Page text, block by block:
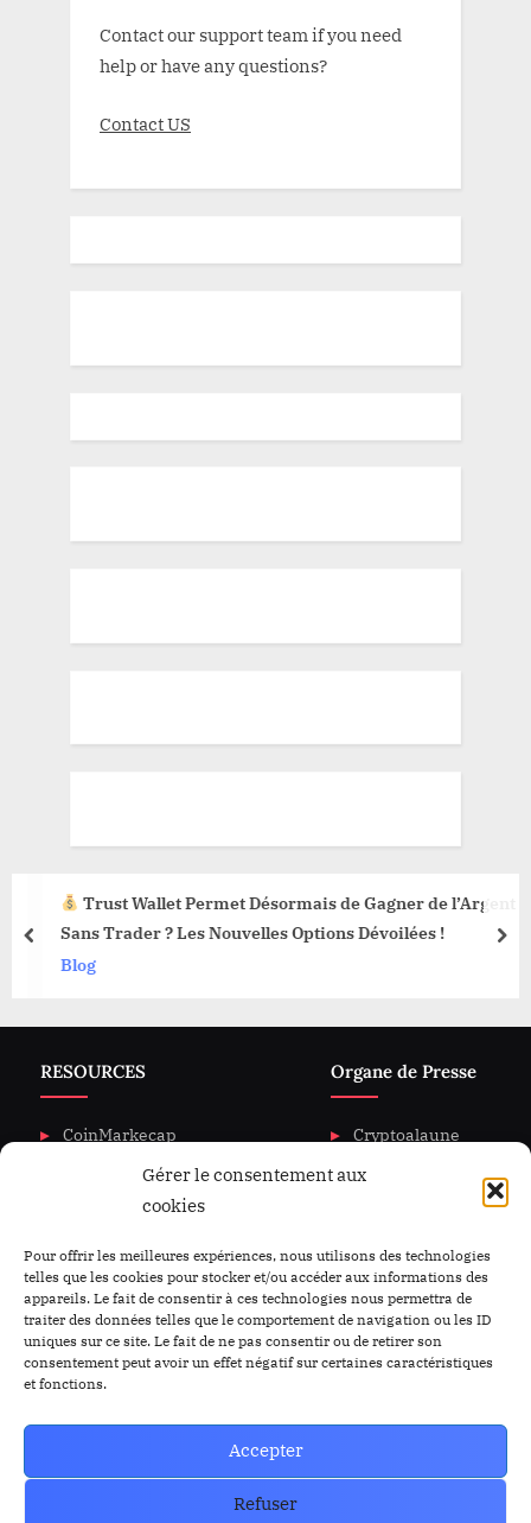
Gérer le consentement aux
cookies
Pour offrir les meilleures expériences, nous utilisons des technologies
telles que les cookies pour stocker et/ou accéder aux informations des
appareils. Le fait de consentir à ces technologies nous permettra de
traiter des données telles que le comportement de navigation ou les ID
uniques sur ce site. Le fait de ne pas consentir ou de retirer son
consentement peut avoir un effet négatif sur certaines caractéristiques
et fonctions.
Accepter
Refuser
Contact our support team if you need
help or have any questions?
Contact US
Trust Wallet Permet Désormais de Gagner de l’Argent
Sans Trader ? Les Nouvelles Options Dévoilées !
Blog
prev
RESOURCES
CoinMarkecap
CoinGecKo
Intigration & API
Privacy & policy
Organe de Presse
Cryptoalaune
A propos de nous
Nous Contacter